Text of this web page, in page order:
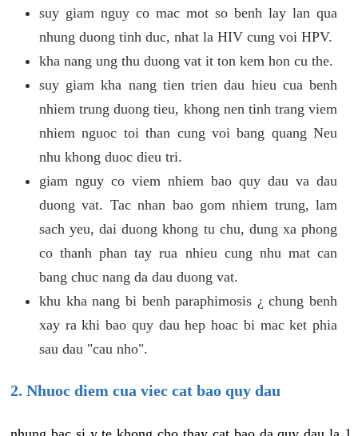
suy giam nguy co mac mot so benh lay lan qua
nhung duong tinh duc, nhat la HIV cung voi HPV.
kha nang ung thu duong vat it ton kem hon cu the.
suy giam kha nang tien trien dau hieu cua benh
nhiem trung duong tieu, khong nen tinh trang viem
nhiem nguoc toi than cung voi bang quang Neu
nhu khong duoc dieu tri.
giam nguy co viem nhiem bao quy dau va dau
duong vat. Tac nhan bao gom nhiem trung, lam
sach yeu, dai duong khong tu chu, dung xa phong
co thanh phan tay rua nhieu cung nhu mat can
bang chuc nang da dau duong vat.
khu kha nang bi benh paraphimosis ¿ chung benh
xay ra khi bao quy dau hep hoac bi mac ket phia
sau dau "cau nho".
2. Nhuoc diem cua viec cat bao quy dau